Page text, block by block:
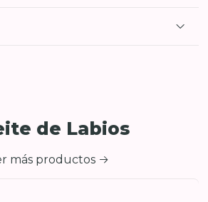
de Labios
más productos